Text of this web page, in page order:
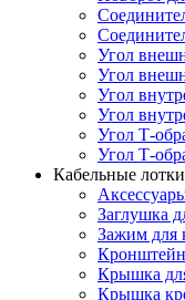
Угол
Угол
Угол
Угол
Угол Т-
Угол Т-
Кабельные
Заглушка
Зажим для
Кронштейн
Крышка
Крышка